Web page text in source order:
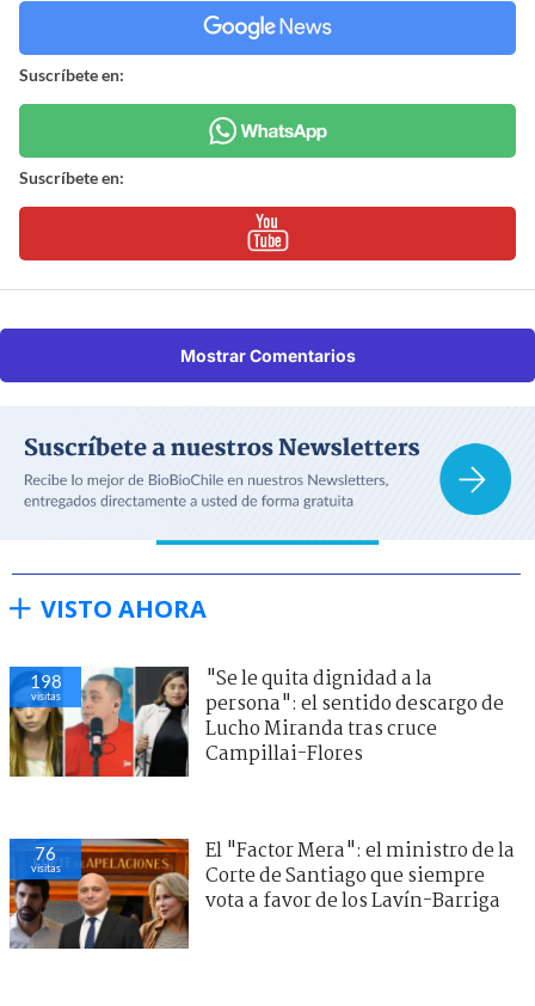
Suscríbete en:
Suscríbete en:
Mostrar Comentarios
VISTO AHORA
198
visitas
"Se le quita dignidad a la
persona": el sentido descargo de
Lucho Miranda tras cruce
Campillai-Flores
76
visitas
El "Factor Mera": el ministro de la
Corte de Santiago que siempre
vota a favor de los Lavín-Barriga